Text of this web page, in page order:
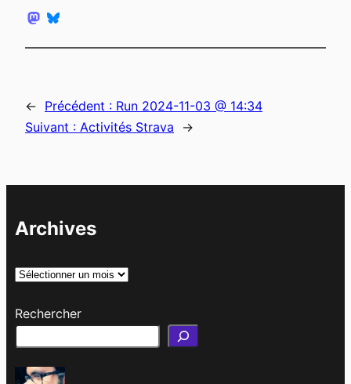
← Précédent : Run 2024-11-03 @ 14:34
Suivant : Activités Strava →
Archives
A
c
Rechercher